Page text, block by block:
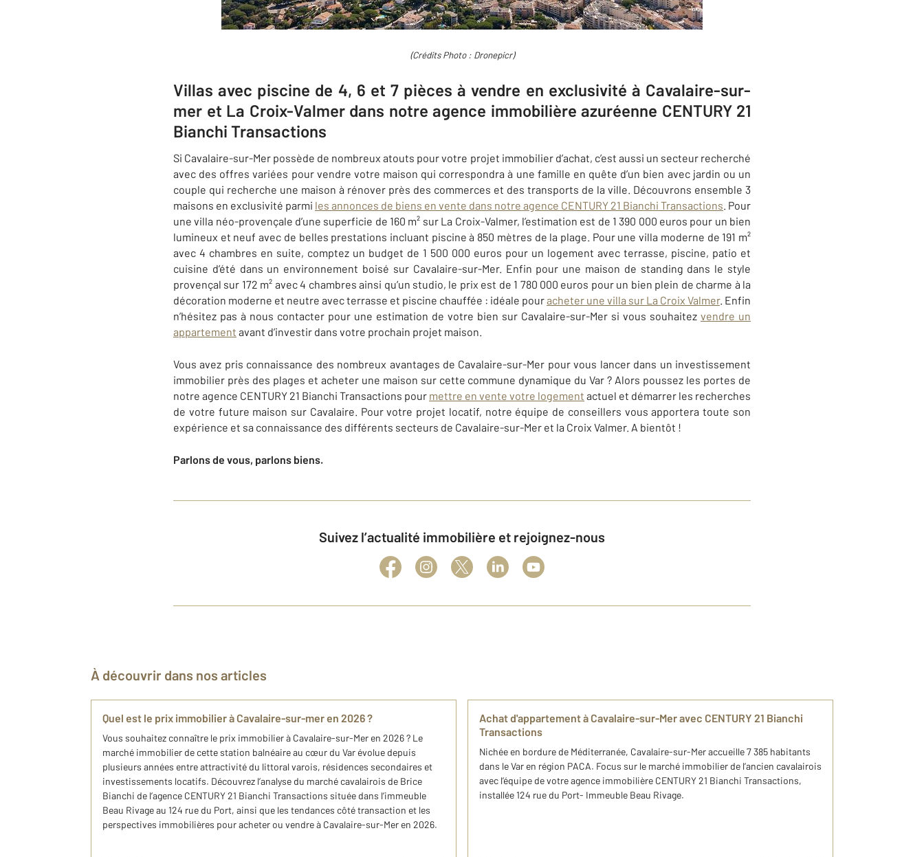
(Crédits Photo : Dronepicr)
Villas avec piscine de 4, 6 et 7 pièces à vendre en exclusivité à Cavalaire-sur-
mer et La Croix-Valmer dans notre agence immobilière azuréenne CENTURY 21
Bianchi Transactions
Si Cavalaire-sur-Mer possède de nombreux atouts pour votre projet immobilier d’achat, c’est aussi un secteur recherché
avec des offres variées pour vendre votre maison qui correspondra à une famille en quête d’un bien avec jardin ou un
couple qui recherche une maison à rénover près des commerces et des transports de la ville. Découvrons ensemble 3
maisons en exclusivité parmi les annonces de biens en vente dans notre agence CENTURY 21 Bianchi Transactions. Pour
une villa néo-provençale d’une superficie de 160 m² sur La Croix-Valmer, l’estimation est de 1 390 000 euros pour un bien
lumineux et neuf avec de belles prestations incluant piscine à 850 mètres de la plage. Pour une villa moderne de 191 m²
avec 4 chambres en suite, comptez un budget de 1 500 000 euros pour un logement avec terrasse, piscine, patio et
cuisine d’été dans un environnement boisé sur Cavalaire-sur-Mer. Enfin pour une maison de standing dans le style
provençal sur 172 m² avec 4 chambres ainsi qu’un studio, le prix est de 1 780 000 euros pour un bien plein de charme à la
décoration moderne et neutre avec terrasse et piscine chauffée : idéale pouracheter une villa sur La Croix Valmer. Enfin
n’hésitez pas à nous contacter pour une estimation de votre bien sur Cavalaire-sur-Mer si vous souhaitez vendre un
appartement avant d’investir dans votre prochain projet maison.
Vous avez pris connaissance des nombreux avantages de Cavalaire-sur-Mer pour vous lancer dans un investissement
immobilier près des plages et acheter une maison sur cette commune dynamique du Var ? Alors poussez les portes de
notre agence CENTURY 21 Bianchi Transactions pour mettre en vente votre logement actuel et démarrer les recherches
de votre future maison sur Cavalaire. Pour votre projet locatif, notre équipe de conseillers vous apportera toute son
expérience et sa connaissance des différents secteurs de Cavalaire-sur-Mer et la Croix Valmer. A bientôt !
Parlons de vous, parlons biens.
Suivez l’actualité immobilière et rejoignez-nous
À découvrir dans nos articles
Quel est le prix immobilier à Cavalaire-sur-mer en 2026 ?
Vous souhaitez connaître le prix immobilier à Cavalaire-sur-Mer en 2026 ? Le
marché immobilier de cette station balnéaire au cœur du Var évolue depuis
plusieurs années entre attractivité du littoral varois, résidences secondaires et
investissements locatifs. Découvrez l’analyse du marché cavalairois de Brice
Bianchi de l’agence CENTURY 21 Bianchi Transactions située dans l’immeuble
Beau Rivage au 124 rue du Port, ainsi que les tendances côté transaction et les
perspectives immobilières pour acheter ou vendre à Cavalaire-sur-Mer en 2026.
Achat d'appartement à Cavalaire-sur-Mer avec CENTURY 21 Bianchi
Transactions
Nichée en bordure de Méditerranée, Cavalaire-sur-Mer accueille 7 385 habitants
dans le Var en région PACA. Focus sur le marché immobilier de l’ancien cavalairois
avec l’équipe de votre agence immobilière CENTURY 21 Bianchi Transactions,
installée 124 rue du Port- Immeuble Beau Rivage.